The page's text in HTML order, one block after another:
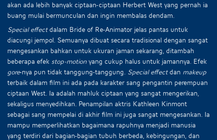
akan ada lebih banyak ciptaan-ciptaan Herbert West yang pernah ia
buang mulai bermunculan dan ingin membalas dendam.
Special effectdalam Bride of Re-Animator jelas pantas untuk
diacungi jempol. Semuanya dibuat secara tradisional dengan sangat
mengesankan bahkan untuk ukuran jaman sekarang, ditambah
beberapa efek stop-motion yang cukup halus untuk jamannya. Efek
gore-nya pun tidak tanggung-tanggung. Special effectdan makeup
terbaik dalam film ini ada pada karakter sang pengantin perempuan
ciptaan West. Ia adalah mahluk ciptaan yang sangat mengerikan,
sekaligus menyedihkan. Penampilan aktris Kathleen Kinmont
sebagai sang mempelai di akhir film ini juga sangat mengesankan. Ia
mampu memperlihatkan bagaimana rapuhnya menjadi manusia
yang terdiri dari bagian-bagian tubuh berbeda, kebingungan, dan